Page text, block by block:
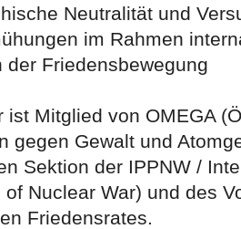
Neutralität und
im Rahmen
der Friedensbewegung
ist Mitglied von OMEGA
gegen Gewalt und
Sektion der IPPNW /
Nuclear War) und des
Friedensrates.